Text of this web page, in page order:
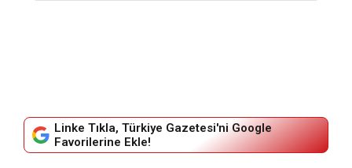
Linke Tıkla, Türkiye Gazetesi'ni Google
Favorilerine Ekle!